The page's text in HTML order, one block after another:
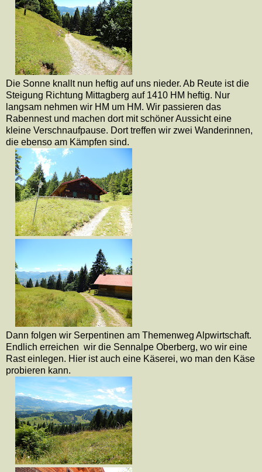
Die Sonne knallt nun heftig auf uns nieder. Ab Reute ist die
Steigung Richtung Mittagberg auf 1410 HM heftig. Nur
langsam nehmen wir HM um HM. Wir passieren das
Rabennest und machen dort mit schöner Aussicht eine
kleine Verschnaufpause. Dort treffen wir zwei Wanderinnen,
die ebenso am Kämpfen sind.
Dann folgen wir Serpentinen am Themenweg Alpwirtschaft.
Endlich erreichen wir die Sennalpe Oberberg, wo wir eine
Rast einlegen. Hier ist auch eine Käserei, wo man den Käse
probieren kann.